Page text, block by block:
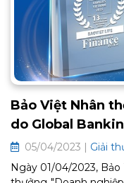
Bảo Việt Nhân
do Global
chọn
05/04/2023 | Giải
Ngày 01/04/2023,